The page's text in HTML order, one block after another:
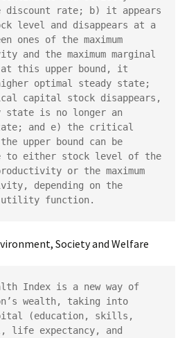
discount rate; b) it appears
level and disappears at a
ones of the maximum
and the maximum marginal
this upper bound, it
optimal steady state;
capital stock disappears,
state is no longer an
and e) the critical
upper bound can be
to either stock level of the
or the maximum
depending on the
utility function.
Society and Welfare
Index is a new way of
wealth, taking into
(education, skills,
life expectancy, and